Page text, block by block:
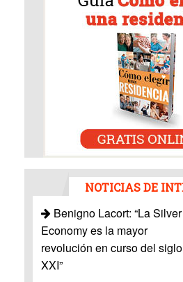
NOTICIAS DE
Benigno Lacort: “La Silver
Economy es la mayor
revolución en curso del siglo
XXI”